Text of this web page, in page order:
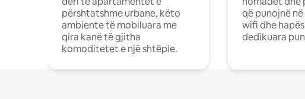
përshtatshme urbane, këto
ambiente të mobiluara me
qira kanë të gjitha
komoditetet e një shtëpie.
që punojnë
wifi dhe
dedikuara